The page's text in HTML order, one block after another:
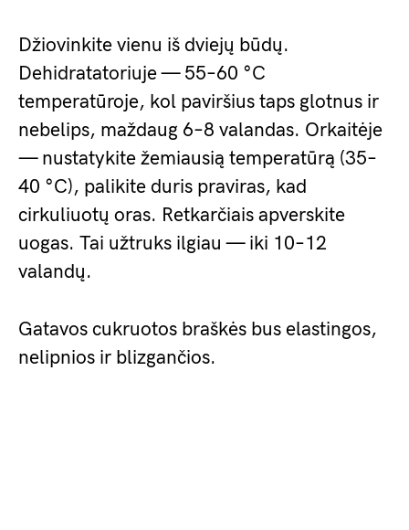
Džiovinkite vienu iš dviejų būdų.
Dehidratatoriuje — 55–60 °C
temperatūroje, kol paviršius taps glotnus ir
nebelips, maždaug 6–8 valandas. Orkaitėje
— nustatykite žemiausią temperatūrą (35–
40 °C), palikite duris praviras, kad
cirkuliuotų oras. Retkarčiais apverskite
uogas. Tai užtruks ilgiau — iki 10–12
valandų.
Gatavos cukruotos braškės bus elastingos,
nelipnios ir blizgančios.